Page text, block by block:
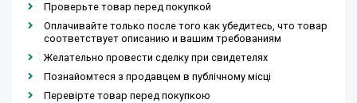
Проверьте товар перед покупкой
Оплачивайте только после того как убедитесь, что товар
соответствует описанию и вашим требованиям
Желательно провести сделку при свидетелях
Познайомтеся з продавцем в публічному місці
Перевірте товар перед покупкою